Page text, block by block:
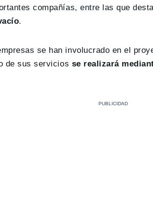
compañías, entre las que
.
se han involucrado en el
de sus servicios se realizará